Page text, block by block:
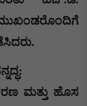
ಮತ್ತು ಹೊಸ